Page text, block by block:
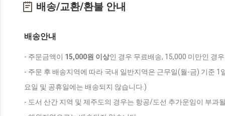
배송/교환/환불 안내
배송안내
- 주문금액이 15,000원 이상인 경우 무료배송, 15,000 미만인 경
- 주문 후 배송지역에 따라 국내 일반지역은 근무일(월-금) 기준
요일 및 공휴일에는 배송되지 않습니다.)
- 도서 산간 지역 및 제주도의 경우는 항공/도선 추가운임이 부과